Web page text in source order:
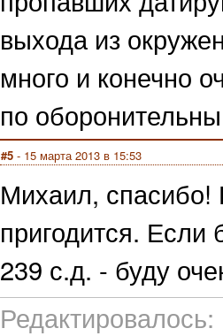
выхода из
много и конечно
по
#5 - 15 марта 2013 в 15:53
Михаил, спасибо!
пригодится.
239 с.д. - буду